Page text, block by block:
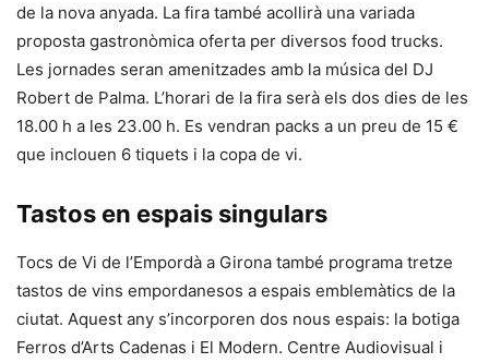
de la nova anyada. La fira també acollirà una variada
proposta gastronòmica oferta per diversos food trucks.
Les jornades seran amenitzades amb la música del DJ
Robert de Palma. L’horari de la fira serà els dos dies de les
18.00 h a les 23.00 h. Es vendran packs a un preu de 15 €
que inclouen 6 tiquets i la copa de vi.
Tastos en espais singulars
Tocs de Vi de l’Empordà a Girona també programa tretze
tastos de vins empordanesos a espais emblemàtics de la
ciutat. Aquest any s’incorporen dos nous espais: la botiga
Ferros d’Arts Cadenas i El Modern. Centre Audiovisual i